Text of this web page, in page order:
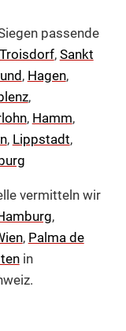
passende
Troisdorf, Sankt
, Hagen,
,
, Hamm,
, Lippstadt,
vermitteln wir
,
, Palma de
in